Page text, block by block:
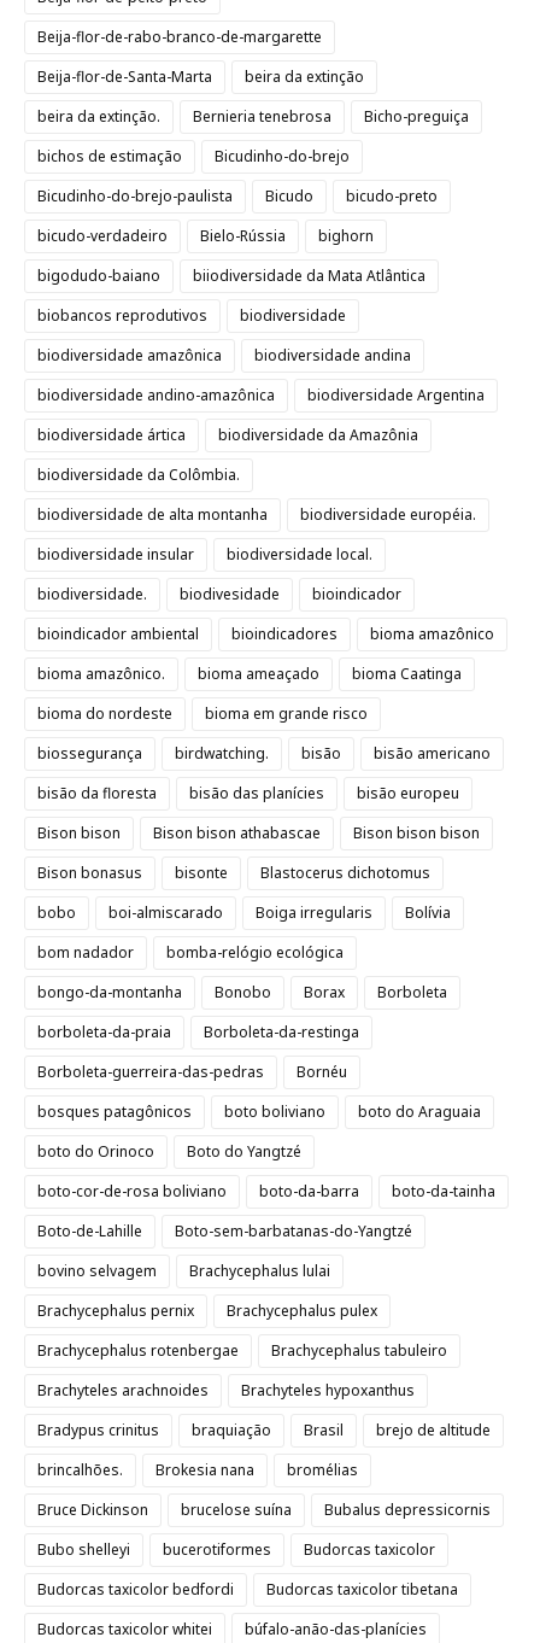
Beija-flor-de-rabo-branco-de-margarette
Beija-flor-de-Santa-Marta
beira da extinção
beira da extinção.
Bernieria tenebrosa
Bicho-preguiça
bichos de estimação
Bicudinho-do-brejo
Bicudinho-do-brejo-paulista
Bicudo
bicudo-preto
bicudo-verdadeiro
Bielo-Rússia
bighorn
bigodudo-baiano
biiodiversidade da Mata Atlântica
biobancos reprodutivos
biodiversidade
biodiversidade amazônica
biodiversidade andina
biodiversidade andino-amazônica
biodiversidade Argentina
biodiversidade ártica
biodiversidade da Amazônia
biodiversidade da Colômbia.
biodiversidade de alta montanha
biodiversidade européia.
biodiversidade insular
biodiversidade local.
biodiversidade.
biodivesidade
bioindicador
bioindicador ambiental
bioindicadores
bioma amazônico
bioma amazônico.
bioma ameaçado
bioma Caatinga
bioma do nordeste
bioma em grande risco
biossegurança
birdwatching. bisão
bisão americano
bisão da floresta
bisão das planícies
bisão europeu
Bison bison
Bison bison athabascae
Bison bison bison
Bison bonasus
bisonte
Blastocerus dichotomus
bobo
boi-almiscarado Boiga irregularis
Bolívia
bom nadador
bomba-relógio ecológica
bongo-da-montanha
Bonobo Borax
Borboleta
borboleta-da-praia
Borboleta-da-restinga
Borboleta-guerreira-das-pedras
Bornéu
bosques patagônicos
boto boliviano
boto do Araguaia
boto do Orinoco
Boto do Yangtzé
boto-cor-de-rosa boliviano
boto-da-barra
boto-da-tainha
Boto-de-Lahille
Boto-sem-barbatanas-do-Yangtzé
bovino selvagem
Brachycephalus lulai
Brachycephalus pernix
Brachycephalus pulex
Brachycephalus rotenbergae
Brachycephalus tabuleiro
Brachyteles arachnoides
Brachyteles hypoxanthus
Bradypus crinitus
braquiação Brasil
brejo de altitude
brincalhões.
Brokesia nana
bromélias
Bruce Dickinson
brucelose suína
Bubalus depressicornis
Bubo shelleyi
bucerotiformes
Budorcas taxicolor
Budorcas taxicolor bedfordi
Budorcas taxicolor tibetana
Budorcas taxicolor whitei
búfalo-anão-das-planícies